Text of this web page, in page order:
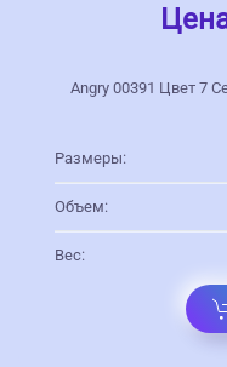
Angry 00391 Цвет 7
Размеры:
Объем:
Вес: